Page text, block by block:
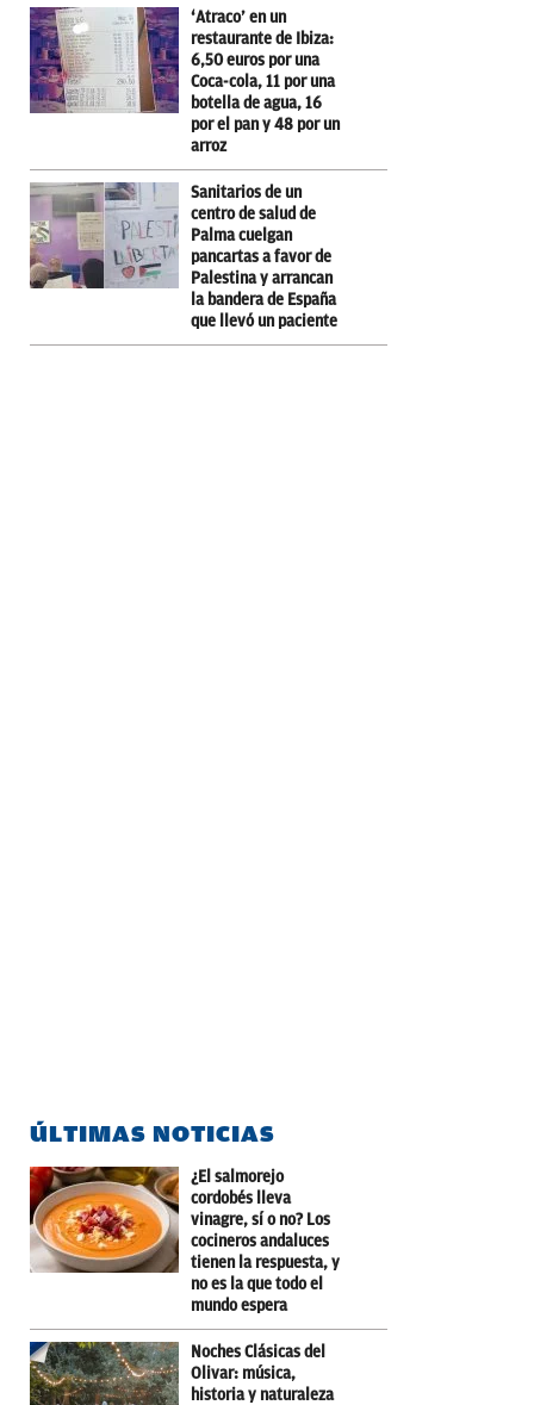
‘Atraco’ en un
restaurante de Ibiza:
6,50 euros por una
Coca-cola, 11 por una
botella de agua, 16
por el pan y 48 por un
arroz
Sanitarios de un
centro de salud de
Palma cuelgan
pancartas a favor de
Palestina y arrancan
la bandera de España
que llevó un paciente
ÚLTIMAS NOTICIAS
¿El salmorejo
cordobés lleva
vinagre, sí o no? Los
cocineros andaluces
tienen la respuesta, y
no es la que todo el
mundo espera
Noches Clásicas del
Olivar: música,
historia y naturaleza